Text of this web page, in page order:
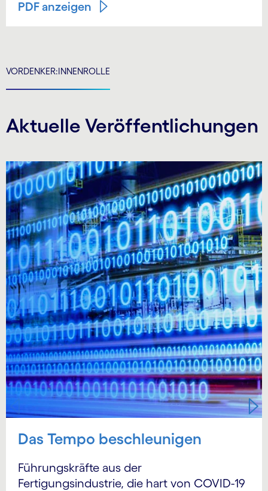
PDF anzeigen
VORDENKER:INNENROLLE
Aktuelle Veröffentlichungen
Carousel starts
Das Tempo beschleunigen
Führungskräfte aus der
Fertigungsindustrie, die hart von COVID-19